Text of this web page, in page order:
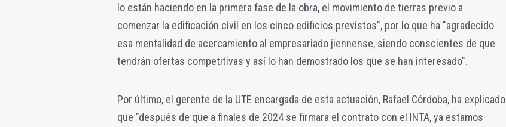
lo están haciendo en la primera fase de la obra, el movimiento de tierras previo a
comenzar la edificación civil en los cinco edificios previstos", por lo que ha "agradecido
esa mentalidad de acercamiento al empresariado jiennense, siendo conscientes de que
tendrán ofertas competitivas y así lo han demostrado los que se han interesado".
Por último, el gerente de la UTE encargada de esta actuación, Rafael Córdoba, ha explicado
que "después de que a finales de 2024 se firmara el contrato con el INTA, ya estamos